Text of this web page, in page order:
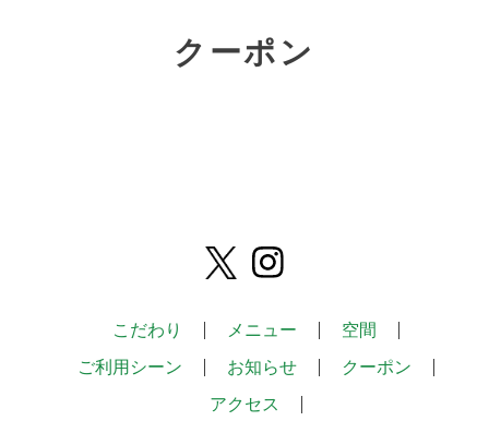
クーポン
こだわり メニュー
空間
ご利用シーン
お知らせ
クーポン
アクセス